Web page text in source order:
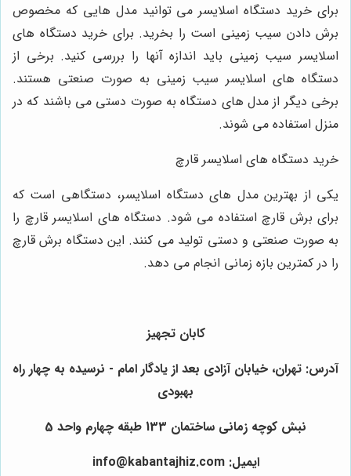
برای خرید دستگاه اسلایسر می توانید مدل هایی که مخصوص
برش دادن سیب زمینی است را بخرید. برای خرید دستگاه های
اسلایسر سیب زمینی باید اندازه آنها را بررسی کنید. برخی از
دستگاه های اسلایسر سیب زمینی به صورت صنعتی هستند.
برخی دیگر از مدل های دستگاه به صورت دستی می باشند که در
منزل استفاده می شوند.
خرید دستگاه های اسلایسر قارچ
یکی از بهترین مدل های دستگاه اسلایسر، دستگاهی است که
برای برش قارچ استفاده می شود. دستگاه های اسلایسر قارچ را
به صورت صنعتی و دستی تولید می کنند. این دستگاه برش قارچ
را در کمترین بازه زمانی انجام می دهد.
کابان تجهیز
آدرس: تهران، خیابان آزادی بعد از یادگار امام - نرسیده به چهار راه
بهبودی
نبش کوچه زمانی ساختمان 133 طبقه چهارم واحد 5
ایمیل: info@kabantajhiz.com